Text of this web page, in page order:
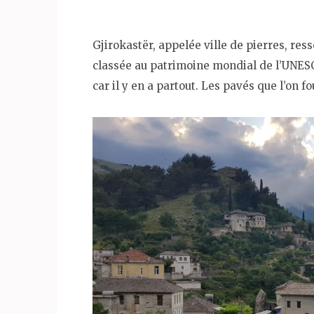
Gjirokastër, appelée ville de pierres,
classée au patrimoine mondial de
car il y en a partout. Les pavés que l’on